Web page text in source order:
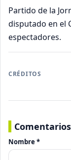
Partido de la
disputado en el
espectadores.
CRÉDITOS
Comentarios
Nombre *